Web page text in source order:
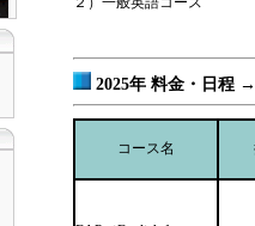
2025年 料金・日程
コース名